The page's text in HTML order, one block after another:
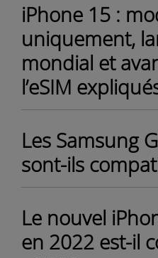
iPhone 15 :
uniquement,
mondial et
l’eSIM
Les Samsung
sont-ils
Le nouvel
en 2022 est-il